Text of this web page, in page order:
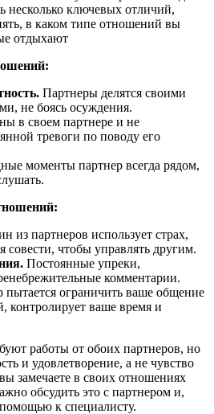
несколько ключевых отличий,
в каком типе отношений вы
Партнеры делятся своими
не боясь осуждения.
в своем партнере и не
тревоги по поводу его
моменты партнер всегда рядом,
из партнеров использует страх,
совести, чтобы управлять другим.
Постоянные упреки,
комментарии.
пытается ограничить ваше общение
контролирует ваше время и
работы от обоих партнеров, но
и удовлетворение, а не чувство
замечаете в своих отношениях
обсудить это с партнером и,
к специалисту.